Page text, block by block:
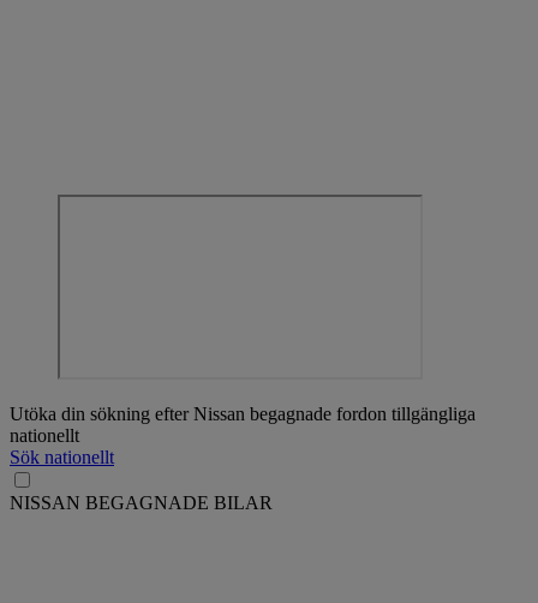
Utöka din sökning efter Nissan begagnade fordon tillgängliga
nationellt
Sök nationellt
NISSAN BEGAGNADE BILAR